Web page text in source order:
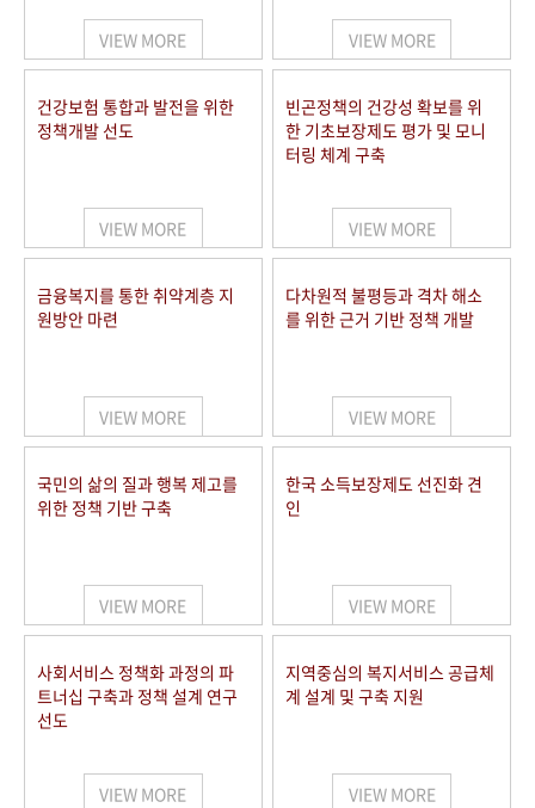
VIEW MORE VIEW MORE
건강보험 통합과 발전을 위한
정책개발 선도
VIEW MORE
빈곤정책의 건강성 확보를 위
한 기초보장제도 평가 및 모니
터링 체계 구축
VIEW MORE
금융복지를 통한 취약계층 지
원방안 마련
VIEW MORE
다차원적 불평등과 격차 해소
를 위한 근거 기반 정책 개발
VIEW MORE
국민의 삶의 질과 행복 제고를
위한 정책 기반 구축
VIEW MORE
한국 소득보장제도 선진화 견
인
VIEW MORE
사회서비스 정책화 과정의 파
트너십 구축과 정책 설계 연구
선도
VIEW MORE
지역중심의 복지서비스 공급체
계 설계 및 구축 지원
VIEW MORE